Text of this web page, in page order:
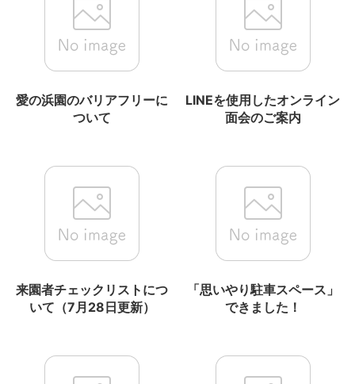
愛の浜園のバリアフリーに
ついて
LINEを使用したオンライン
面会のご案内
来園者チェックリストにつ
いて（7月28日更新）
「思いやり駐車スペース」
できました！